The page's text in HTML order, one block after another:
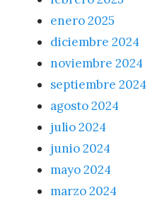
enero 2025
diciembre 2024
noviembre 2024
septiembre 2024
agosto 2024
julio 2024
junio 2024
mayo 2024
marzo 2024